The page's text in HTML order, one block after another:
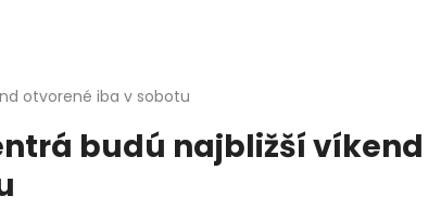
otvorené iba v sobotu
budú najbližší víkend